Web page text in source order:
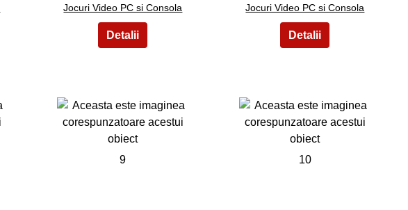
Jocuri Video PC si Consola Jocuri Video PC si Consola
9 10